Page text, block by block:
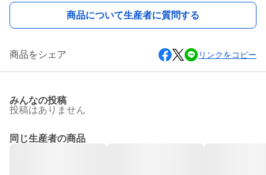
商品について生産者に質問する
商品をシェア リンクをコピー
みんなの投稿
投稿はありません
同じ生産者の商品